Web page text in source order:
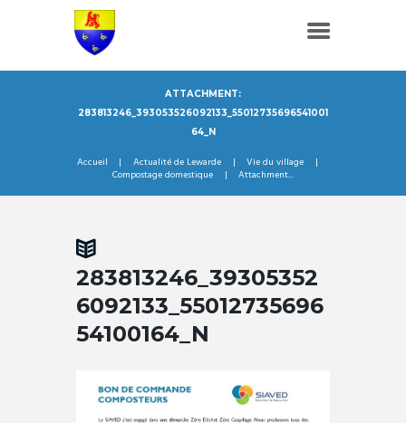
ATTACHMENT:
283813246_393053526092133_55012735696541001
64_N
Accueil Actualité de Lewarde
Vie du village
Compostage domestique
Attachment...
283813246_39305352
6092133_55012735696
54100164_N